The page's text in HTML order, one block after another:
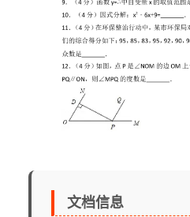
文档信息